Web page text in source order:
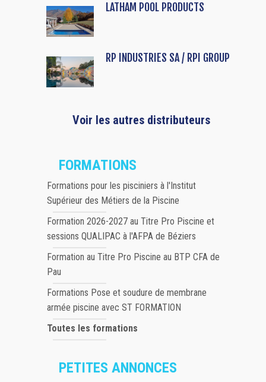
LATHAM POOL PRODUCTS
RP INDUSTRIES SA / RPI GROUP
Voir les autres distributeurs
FORMATIONS
Formations pour les pisciniers à l'Institut
Supérieur des Métiers de la Piscine
Formation 2026-2027 au Titre Pro Piscine et
sessions QUALIPAC à l'AFPA de Béziers
Formation au Titre Pro Piscine au BTP CFA de
Pau
Formations Pose et soudure de membrane
armée piscine avec ST FORMATION
Toutes les formations
PETITES ANNONCES